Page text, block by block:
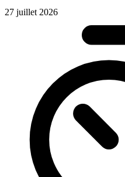
27 juillet 2026